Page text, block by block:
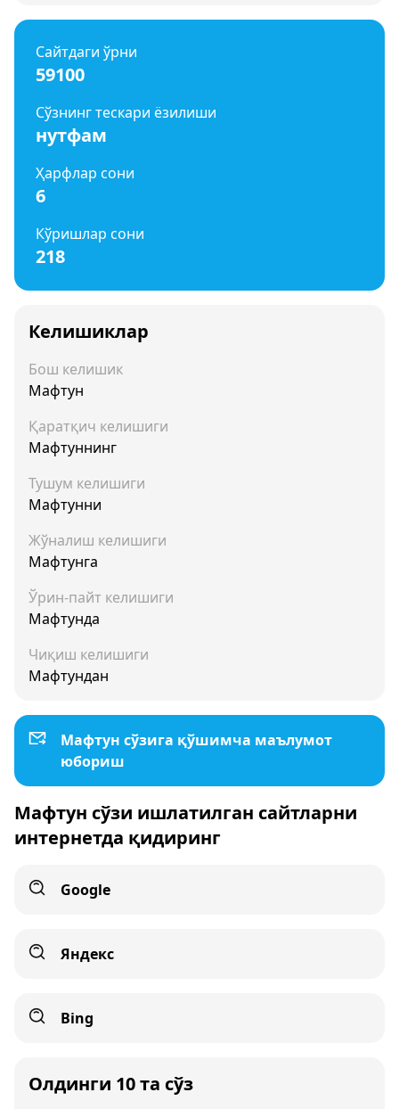
Сайтдаги ўрни
59100
Сўзнинг тескари ёзилиши
нутфам
Ҳарфлар сони
6
Кўришлар сони
218
Келишиклар
Бош келишик
Мафтун
Қаратқич келишиги
Мафтуннинг
Тушум келишиги
Мафтунни
Жўналиш келишиги
Мафтунга
Ўрин-пайт келишиги
Мафтунда
Чиқиш келишиги
Мафтундан
Мафтун сўзига қўшимча маълумот
юбориш
Мафтун сўзи ишлатилган сайтларни
интернетда қидиринг
Google
Яндекс
Bing
Олдинги 10 та сўз